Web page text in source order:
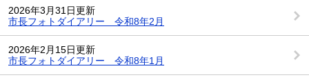
2026年3月31日更新
市長フォトダイアリー 令和8年2月
2026年2月15日更新
市長フォトダイアリー 令和8年1月